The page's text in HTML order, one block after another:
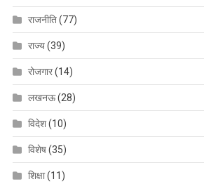
राजनीति(77)
राज्य(39)
रोजगार(14)
लखनऊ(28)
विदेश(10)
विशेष(35)
शिक्षा(11)